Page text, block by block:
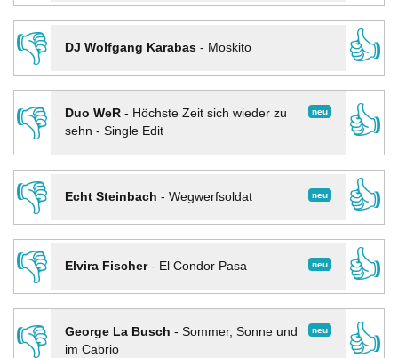
👎
DJ Wolfgang Karabas- Moskito
👍
👎
neu
Duo WeR- Höchste Zeit sich wieder zu
sehn - Single Edit
👍
👎
neu
Echt Steinbach - Wegwerfsoldat
👍
👎
neu
Elvira Fischer- El Condor Pasa
👍
👎
neu
George La Busch - Sommer, Sonne und
im Cabrio
👍